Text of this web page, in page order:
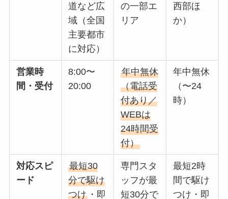
道など広
域（全国
主要都市
に対応）
の一部エ
リア
西部ほ
か）
営業時
間・受付
8:00〜
20:00
年中無休
（電話受
付あり／
WEBは
24時間受
付）
年中無休
（〜24
時）
対応スピ
ード
最短30
分で駆け
つけ ・即
専門スタ
ッフが最
短30分で
最短2時
間で駆け
つけ・即